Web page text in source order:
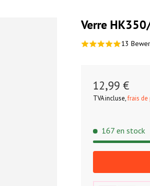
Verre
13
12,99 €
TVA incluse,frais de
167 en stock